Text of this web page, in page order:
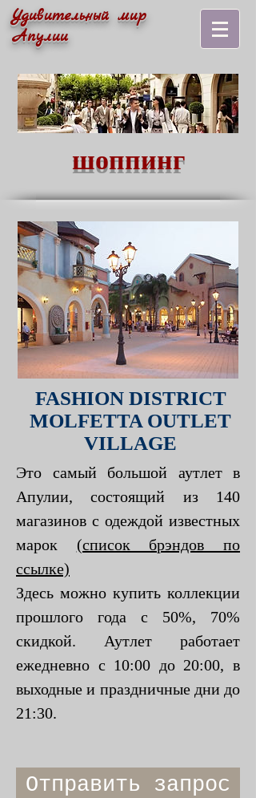
Удивительный мир
Апулии
шоппинг
FASHION DISTRICT
MOLFETTA OUTLET
VILLAGE
Это самый большой аутлет в
Апулии, состоящий из 140
магазинов с одеждой известных
марок (список брэндов по
ссылке)
Здесь можно купить коллекции
прошлого года с 50%, 70%
скидкой. Аутлет работает
ежедневно с 10:00 до 20:00, в
выходные и праздничные дни до
21:30.
Отправить запрос